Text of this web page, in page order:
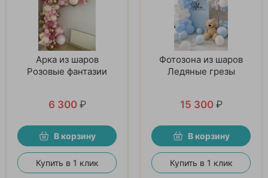
Арка из шаров
Розовые фантазии
6 300 ₽
В корзину
Купить в 1 клик
Фотозона из шаров
Ледяные грезы
15 300 ₽
В корзину
Купить в 1 клик